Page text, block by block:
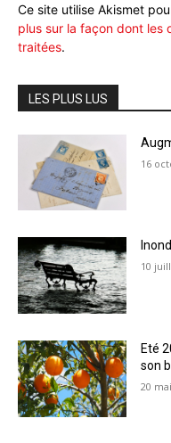
Ce site utilise Akismet
plus sur la façon dont les
traitées.
LES PLUS LUS
16
10
Eté
son
20